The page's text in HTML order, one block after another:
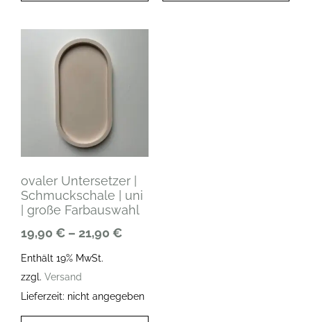
ovaler Untersetzer |
Schmuckschale | uni
| große Farbauswahl
19,90 € – 21,90 €
Enthält 19% MwSt.
zzgl. Versand
Lieferzeit: nicht angegeben